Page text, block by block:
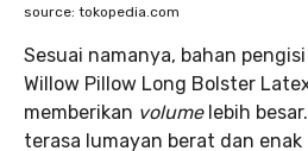
source: tokopedia.com
Sesuai namanya, bahan
Willow Pillow Long Bolster
memberikan volumelebih
terasa lumayan berat dan enak